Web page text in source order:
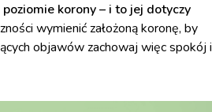
korony – i to jej dotyczy
wymienić założoną koronę, by
objawów zachowaj więc spokój i